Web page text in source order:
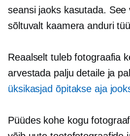
seansi jaoks kasutada. See
sõltuvalt kaamera anduri
Reaalselt tuleb fotograafia
arvestada palju detaile ja
üksikasjad õpitakse aja
Püüdes kohe kogu